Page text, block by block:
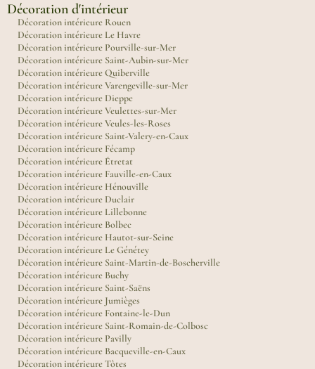
Décoration d'intérieur
Décoration intérieure Rouen
Décoration intérieure Le Havre
Décoration intérieure Pourville-sur-Mer
Décoration intérieure Saint-Aubin-sur-Mer
Décoration intérieure Quiberville
Décoration intérieure Varengeville-sur-Mer
Décoration intérieure Dieppe
Décoration intérieure Veulettes-sur-Mer
Décoration intérieure Veules-les-Roses
Décoration intérieure Saint-Valery-en-Caux
Décoration intérieure Fécamp
Décoration intérieure Étretat
Décoration intérieure Fauville-en-Caux
Décoration intérieure Hénouville
Décoration intérieure Duclair
Décoration intérieure Lillebonne
Décoration intérieure Bolbec
Décoration intérieure Hautot-sur-Seine
Décoration intérieure Le Génétey
Décoration intérieure Saint-Martin-de-Boscherville
Décoration intérieure Buchy
Décoration intérieure Saint-Saëns
Décoration intérieure Jumièges
Décoration intérieure Fontaine-le-Dun
Décoration intérieure Saint-Romain-de-Colbosc
Décoration intérieure Pavilly
Décoration intérieure Bacqueville-en-Caux
Décoration intérieure Tôtes